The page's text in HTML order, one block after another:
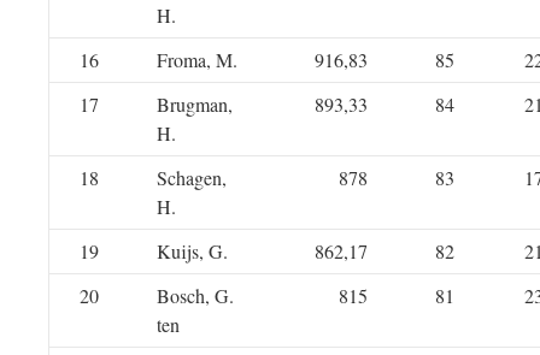
H.
16 Froma, M. 916,83 85
17
Brugman,
H.
893,33 84
18
Schagen,
H.
878 83
19 Kuijs, G. 862,17 82
20
Bosch, G.
ten
815 81